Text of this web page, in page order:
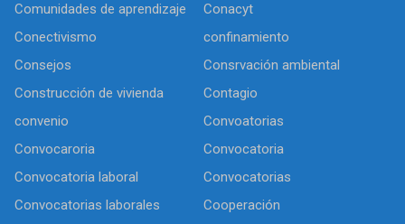
Comunidades de aprendizaje
Conacyt
Conectivismo
confinamiento
Consejos
Consrvación ambiental
Construcción de vivienda
Contagio
convenio
Convoatorias
Convocaroria
Convocatoria
Convocatoria laboral
Convocatorias
Convocatorias laborales
Cooperación